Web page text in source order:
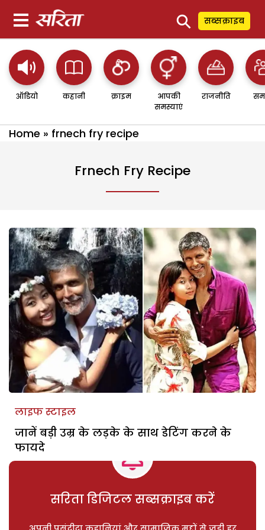
⚲ सब्सक्राइब
ऑडियो कहानी क्राइम
आपकी
समस्याएं
राजनीति
Home » frnech fry recipe
Frnech Fry Recipe
लाइफ स्टाइल
जानें बड़ी उम्र के लड़के के साथ डेटिंग करने के
फायदे
सरिता डिजिटल सब्सक्राइब करें